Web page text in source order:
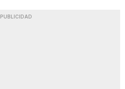
PUBLICIDAD